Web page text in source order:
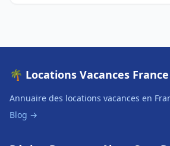
🌴 Locations Vacances France
Annuaire des locations vacances en
Blog →